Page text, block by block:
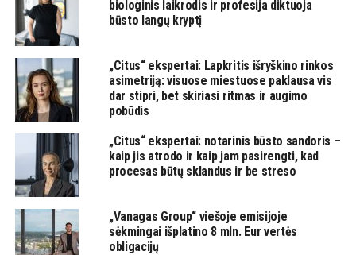
biologinis laikrodis ir profesija diktuoja
būsto langų kryptį
„Citus“ ekspertai: Lapkritis išryškino rinkos
asimetriją: visuose miestuose paklausa vis
dar stipri, bet skiriasi ritmas ir augimo
pobūdis
„Citus“ ekspertai: notarinis būsto sandoris –
kaip jis atrodo ir kaip jam pasirengti, kad
procesas būtų sklandus ir be streso
„Vanagas Group“ viešoje emisijoje
sėkmingai išplatino 8 mln. Eur vertės
obligacijų